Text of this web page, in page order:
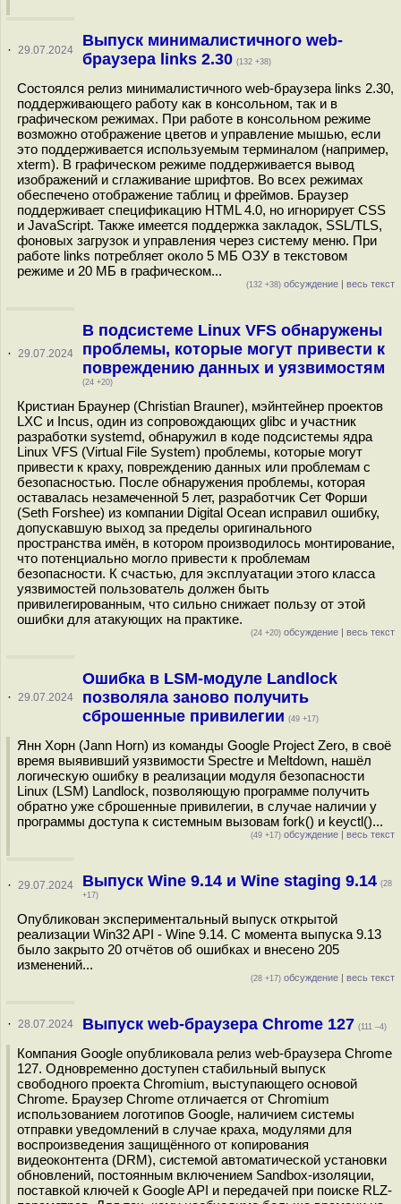
· 29.07.2024
Выпуск минималистичного web-
браузера links 2.30 (132 +38)
Состоялся релиз минималистичного web-браузера links 2.30,
поддерживающего работу как в консольном, так и в
графическом режимах. При работе в консольном режиме
возможно отображение цветов и управление мышью, если
это поддерживается используемым терминалом (например,
xterm). В графическом режиме поддерживается вывод
изображений и сглаживание шрифтов. Во всех режимах
обеспечено отображение таблиц и фреймов. Браузер
поддерживает спецификацию HTML 4.0, но игнорирует CSS
и JavaScript. Также имеется поддержка закладок, SSL/TLS,
фоновых загрузок и управления через систему меню. При
работе links потребляет около 5 МБ ОЗУ в текстовом
режиме и 20 МБ в графическом...
(132 +38) обсуждение | весь текст
· 29.07.2024
В подсистеме Linux VFS обнаружены
проблемы, которые могут привести к
повреждению данных и уязвимостям
(24 +20)
Кристиан Браунер (Christian Brauner), мэйнтейнер проектов
LXC и Incus, один из сопровождающих glibc и участник
разработки systemd, обнаружил в коде подсистемы ядра
Linux VFS (Virtual File System) проблемы, которые могут
привести к краху, повреждению данных или проблемам с
безопасностью. После обнаружения проблемы, которая
оставалась незамеченной 5 лет, разработчик Сет Форши
(Seth Forshee) из компании Digital Ocean исправил ошибку,
допускавшую выход за пределы оригинального
пространства имён, в котором производилось монтирование,
что потенциально могло привести к проблемам
безопасности. К счастью, для эксплуатации этого класса
уязвимостей пользователь должен быть
привилегированным, что сильно снижает пользу от этой
ошибки для атакующих на практике.
(24 +20) обсуждение | весь текст
· 29.07.2024
Ошибка в LSM-модуле Landlock
позволяла заново получить
сброшенные привилегии (49 +17)
Янн Хорн (Jann Horn) из команды Google Project Zero, в своё
время выявивший уязвимости Spectre и Meltdown, нашёл
логическую ошибку в реализации модуля безопасности
Linux (LSM) Landlock, позволяющую программе получить
обратно уже сброшенные привилегии, в случае наличии у
программы доступа к системным вызовам fork() и keyctl()...
(49 +17) обсуждение | весь текст
· 29.07.2024 Выпуск Wine 9.14 и Wine staging 9.14 (28
+17)
Опубликован экспериментальный выпуск открытой
реализации Win32 API - Wine 9.14. С момента выпуска 9.13
было закрыто 20 отчётов об ошибках и внесено 205
изменений...
(28 +17) обсуждение | весь текст
· 28.07.2024 Выпуск web-браузера Chrome 127 (111 –4)
Компания Google опубликовала релиз web-браузера Chrome
127. Одновременно доступен стабильный выпуск
свободного проекта Chromium, выступающего основой
Chrome. Браузер Chrome отличается от Chromium
использованием логотипов Google, наличием системы
отправки уведомлений в случае краха, модулями для
воспроизведения защищённого от копирования
видеоконтента (DRM), системой автоматической установки
обновлений, постоянным включением Sandbox-изоляции,
поставкой ключей к Google API и передачей при поиске RLZ-